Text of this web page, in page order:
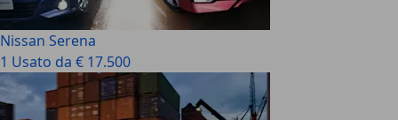
Nissan Serena
1 Usato da € 17.500